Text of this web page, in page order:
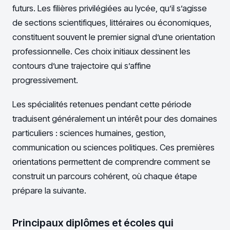
futurs. Les filières privilégiées au lycée, qu’il s’agisse
de sections scientifiques, littéraires ou économiques,
constituent souvent le premier signal d’une orientation
professionnelle. Ces choix initiaux dessinent les
contours d’une trajectoire qui s’affine
progressivement.
Les spécialités retenues pendant cette période
traduisent généralement un intérêt pour des domaines
particuliers : sciences humaines, gestion,
communication ou sciences politiques. Ces premières
orientations permettent de comprendre comment se
construit un parcours cohérent, où chaque étape
prépare la suivante.
Principaux diplômes et écoles qui